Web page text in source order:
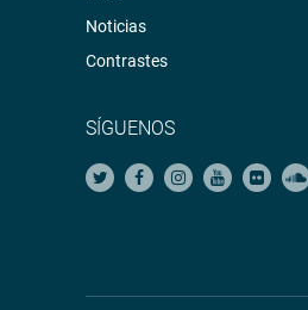
Noticias
Contrastes
SÍGUENOS